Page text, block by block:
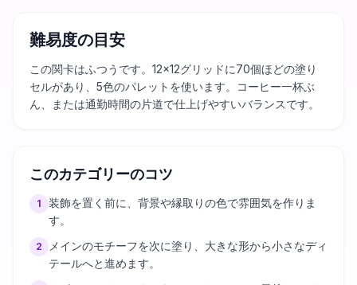
難易度の目安
この関卡はふつうです。12×12グリッドに70個ほどの塗り
セルがあり、5色のパレットを使います。コーヒー一杯ぶ
ん、または通勤時間の片道で仕上げやすいバランスです。
このカテゴリーのコツ
1
装飾を置く前に、背景や縁取りの色で雰囲気を作りま
す。
2
メインのモチーフを次に塗り、大きな形から小さなディ
テールへと進めます。